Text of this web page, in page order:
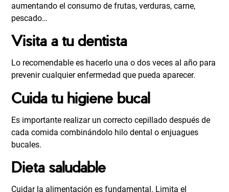
aumentando el consumo de frutas, verduras, carne,
pescado…
Visita a tu dentista
Lo recomendable es hacerlo una o dos veces al año para
prevenir cualquier enfermedad que pueda aparecer.
Cuida tu higiene bucal
Es importante realizar un correcto cepillado después de
cada comida combinándolo hilo dental o enjuagues
bucales.
Dieta saludable
Cuidar la alimentación es fundamental. Limita el